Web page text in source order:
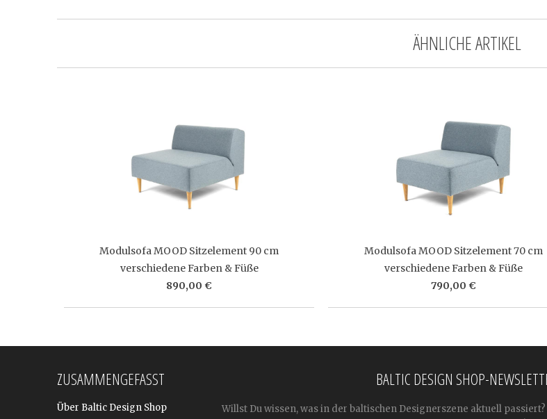
ÄHNLICHE ARTIKEL
Modulsofa MOOD Sitzelement 90 cm
verschiedene Farben & Füße
890,00 €
Modulsofa MOOD Sitzelement 70 cm
verschiedene Farben & Füße
790,00 €
ZUSAMMENGEFASST
Über Baltic Design Shop
BALTIC DESIGN SHOP-
Willst Du wissen, was in der baltischen Designerszene aktuell